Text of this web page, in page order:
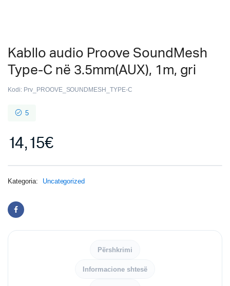
Kabllo audio Proove SoundMesh
Type-C në 3.5mm(AUX), 1m, gri
Kodi: Prv_PROOVE_SOUNDMESH_TYPE-C
5
14,15€
Kategoria: Uncategorized
Përshkrimi
Informacione shtesë